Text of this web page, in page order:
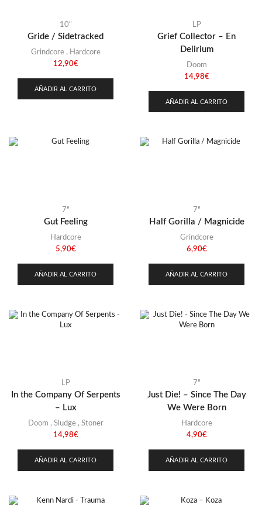
10"
Gride / Sidetracked
Grindcore, Hardcore
12,90€
AÑADIR AL CARRITO
LP
Grief Collector – En
Delirium
Doom
14,98€
AÑADIR AL CARRITO
7"
Gut Feeling
Hardcore
5,90€
AÑADIR AL CARRITO
7"
Half Gorilla / Magnicide
Grindcore
6,90€
AÑADIR AL CARRITO
LP
In the Company Of Serpents
– Lux
Doom , Sludge, Stoner
14,98€
AÑADIR AL CARRITO
7"
Just Die! – Since The Day
We Were Born
Hardcore
4,90€
AÑADIR AL CARRITO